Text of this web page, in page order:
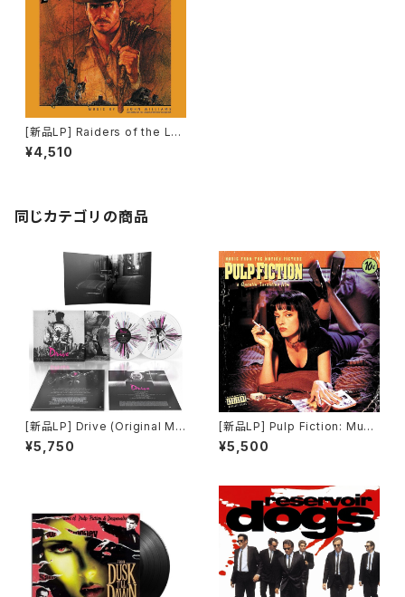
[新品LP] Raiders of the Los
t Ark / レイダース/失われたア
ーク《聖櫃》
¥4,510
同じカテゴリの商品
[新品LP] Drive (Original Mo
tion Picture Soundtrack) -
Cliff Martinez / 「ドライヴ」
¥5,750
[新品LP] Pulp Fiction: Musi
c From The Motion Picture
(180g) / パルプ・フィクション
¥5,500